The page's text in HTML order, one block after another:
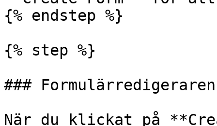
{% endstep %}
{% step %}
### Formulärredigeraren
När du klickat på